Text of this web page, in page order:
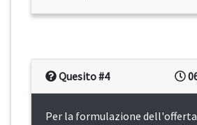
Quesito #4
Per la formulazione